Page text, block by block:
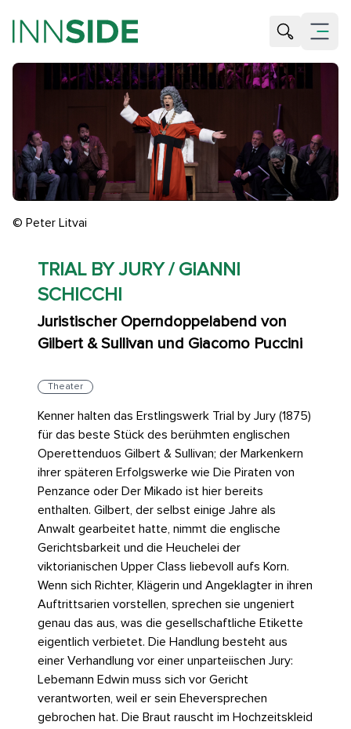
Suche
Menü
© Peter Litvai
TRIAL BY JURY / GIANNI
SCHICCHI
Juristischer Operndoppelabend von
Gilbert & Sullivan und Giacomo Puccini
Theater
Kenner halten das Erstlingswerk Trial by Jury (1875)
für das beste Stück des berühmten englischen
Operettenduos Gilbert & Sullivan; der Markenkern
ihrer späteren Erfolgswerke wie Die Piraten von
Penzance oder Der Mikado ist hier bereits
enthalten. Gilbert, der selbst einige Jahre als
Anwalt gearbeitet hatte, nimmt die englische
Gerichtsbarkeit und die Heuchelei der
viktorianischen Upper Class liebevoll aufs Korn.
Wenn sich Richter, Klägerin und Angeklagter in ihren
Auftrittsarien vorstellen, sprechen sie ungeniert
genau das aus, was die gesellschaftliche Etikette
eigentlich verbietet. Die Handlung besteht aus
einer Verhandlung vor einer unparteiischen Jury:
Lebemann Edwin muss sich vor Gericht
verantworten, weil er sein Eheversprechen
gebrochen hat. Die Braut rauscht im Hochzeitskleid